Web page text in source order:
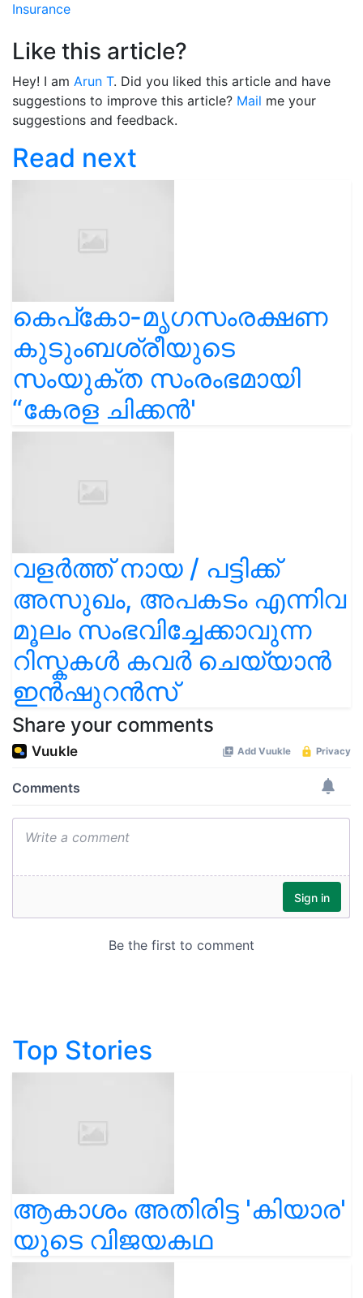
Insurance
Like this article?
Hey! I am Arun T. Did you liked this article and have
suggestions to improve this article? Mail me your
suggestions and feedback.
Read next
കെപ്കോ-മൃഗസംരക്ഷണ
കുടുംബശ്രീയുടെ
സംയുക്ത സംരംഭമായി
“കേരള ചിക്കൻ'
വളർത്ത് നായ / പട്ടിക്ക്
അസുഖം, അപകടം എന്നിവ
മൂലം സംഭവിച്ചേക്കാവുന്ന
റിസ്കകൾ കവർ ചെയ്യാൻ
ഇൻഷുറൻസ്
Share your comments
Top Stories
ആകാശം അതിരിട്ട 'കിയാര'
യുടെ വിജയകഥ